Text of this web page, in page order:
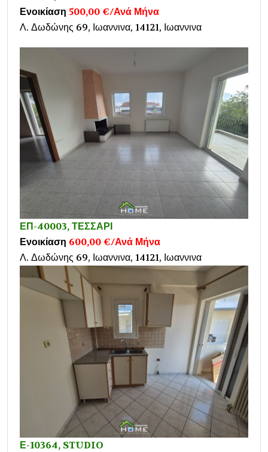
Ενοικίαση 500,00 €/Ανά Μήνα
Λ. Δωδώνης 69, Ιωαννινα, 14121, Ιωαννινα
ΕΠ-40003, ΤΕΣΣΑΡΙ
Ενοικίαση 600,00 €/Ανά Μήνα
Λ. Δωδώνης 69, Ιωαννινα, 14121, Ιωαννινα
Ε-10364, STUDIO